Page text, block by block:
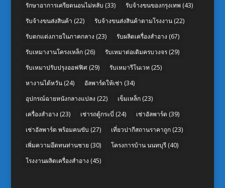
รักษาอาการเครียดนอนไม่หลับ (33) รับจ้างขนของกรุงเทพ (43)
รับจ้างขนส่งสินค้า (22) รับจ้างขนส่งสินค้าตามโรงงาน(22)
รับตกแต่งภายในภาคกลาง (23) รับผลิตเครื่องสำอาง (67)
รับเหมางานโครงเหล็ก(26) รับเหมาต่อเติมครบวงจร(29)
รับเหมาปรับปรุงออฟฟิศ(29) รับเหมารีโนเวท (25)
หางานไต้หวัน(24) อัลพาร์ดให้เช่า (34)
อุปกรณ์ฉายหนังกลางแปลง (22) เข็มเหล็ก(23)
เครื่องสำอาง (23) เช่ารถตู้กระบี่ (24) เช่าอัลพาร์ด (39)
เช่าอัลพาร์ด พร้อมคนขับ (27) เที่ยวปากีสถานราคาถูก(23)
เพิ่มความอึดทนท่านชาย (30) โครงการบ้าน นนทบุรี(40)
โรงงานผลิตเครื่องสำอาง (45)